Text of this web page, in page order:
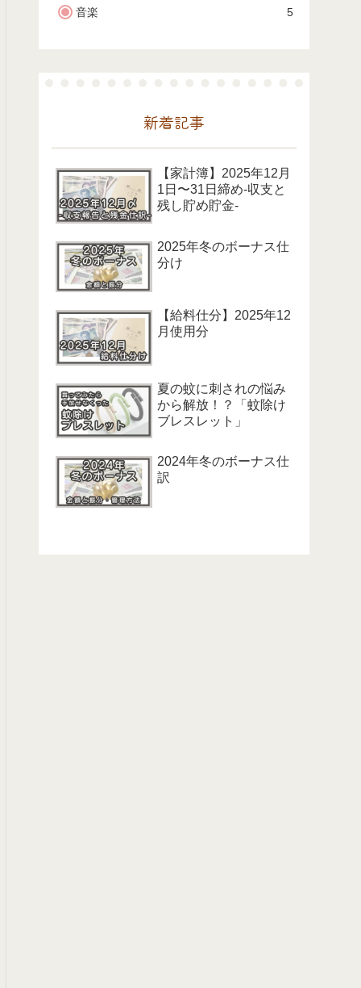
音楽 5
新着記事
【家計簿】2025年12月
1日〜31日締め-収支と
残し貯め貯金-
2025年冬のボーナス仕
分け
【給料仕分】2025年12
月使用分
夏の蚊に刺されの悩み
から解放！？「蚊除け
ブレスレット」
2024年冬のボーナス仕
訳